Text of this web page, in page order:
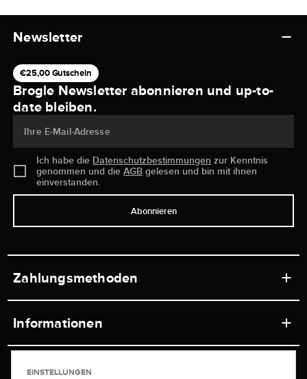
Newsletter
€25,00 Gutschein
Brogle Newsletter abonnieren und up-to-
date bleiben.
Ihre E-Mail-Adresse
Ich habe die Datenschutzbestimmungen zur Kenntnis
genommen und dieAGB gelesen und bin mit ihnen
einverstanden.
Abonnieren
Zahlungsmethoden
Informationen
Service
EINSTELLUNGEN